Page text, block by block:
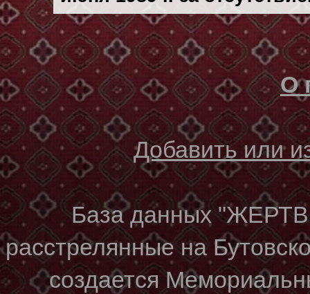
О
Добавить или
База данных
расстрелянные на
создается